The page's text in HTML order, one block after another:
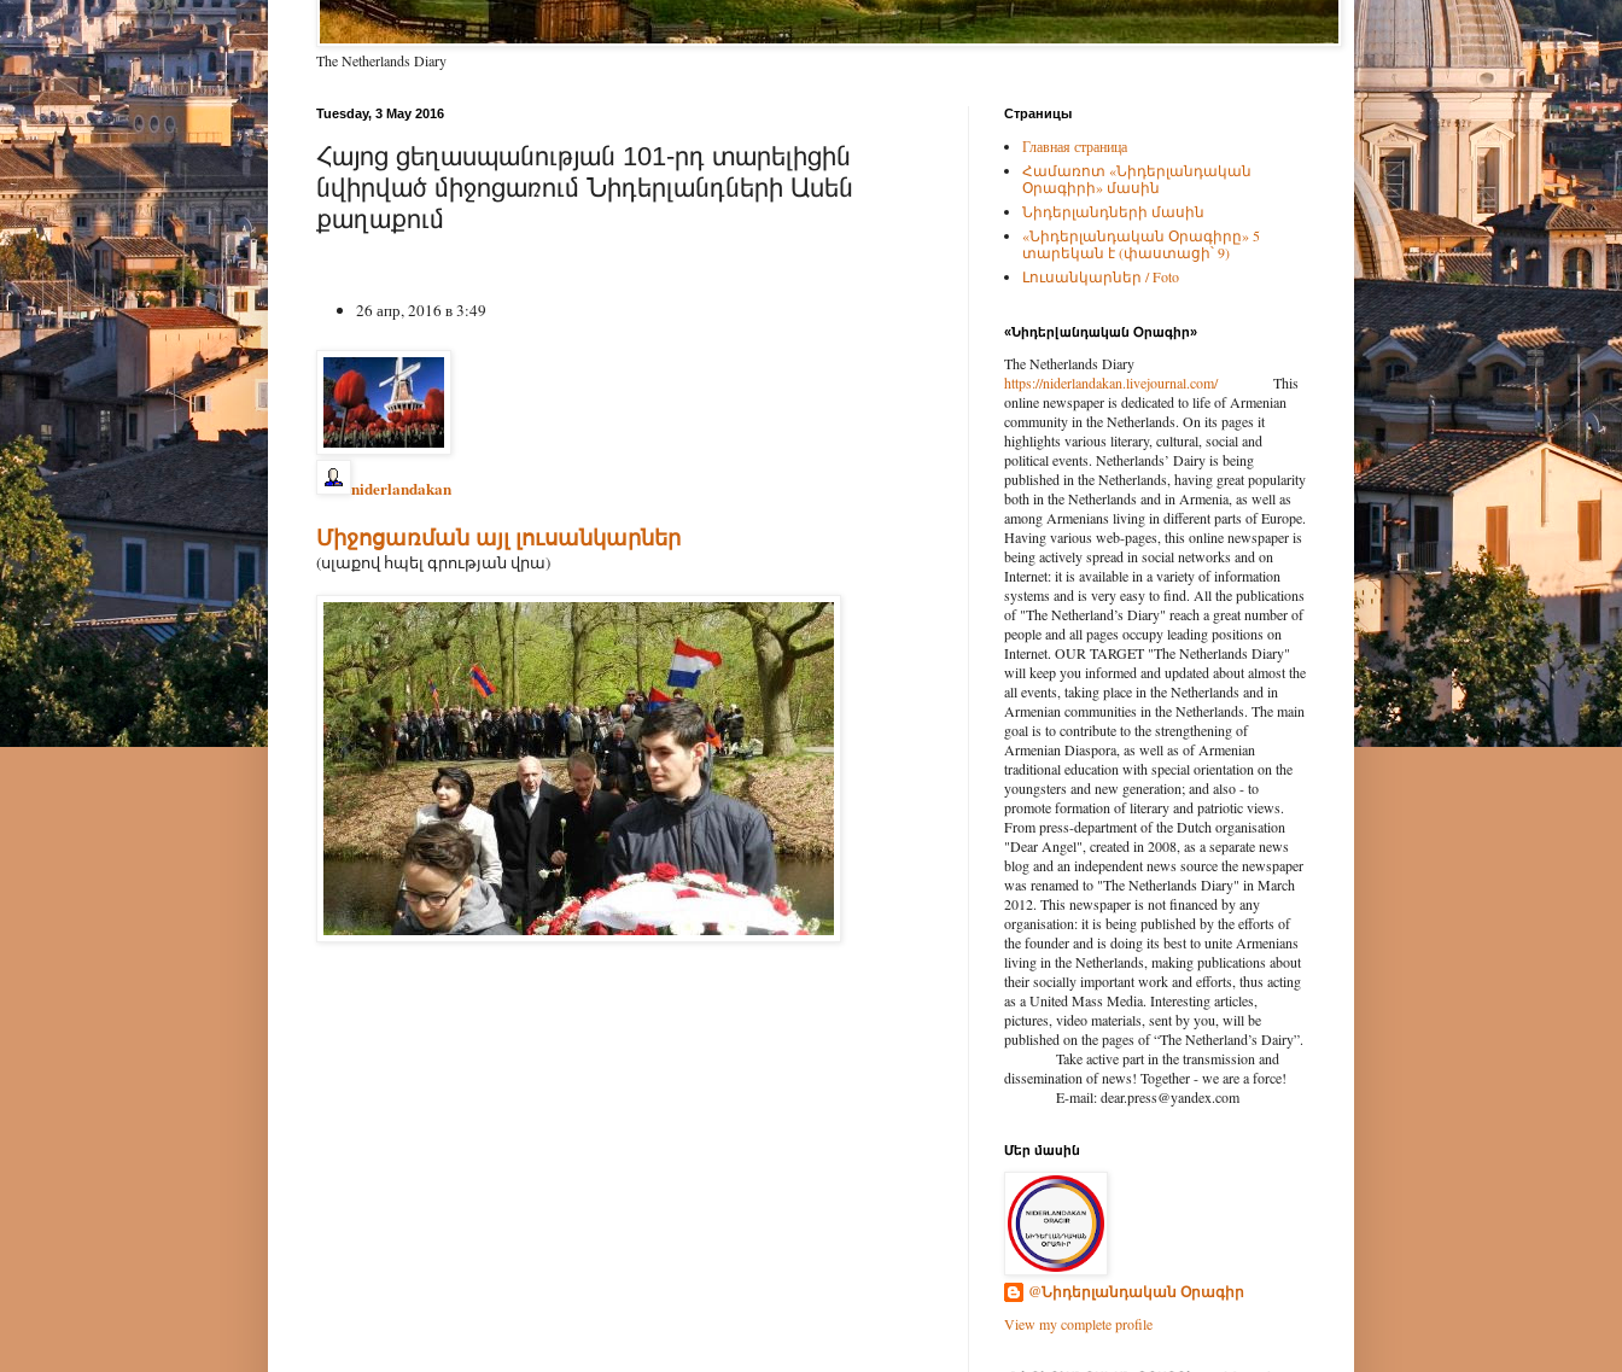
The Netherlands Diary
Tuesday, 3 May 2016
Հայոց ցեղասպանության 101-րդ տարելիցին
նվիրված միջոցառում Նիդերլանդների Ասեն
քաղաքում
26 апр, 2016 в 3:49
niderlandakan
Միջոցառման այլ լուսանկարներ
(սլաքով հպել գրության վրա)
Страницы
Главная страница
Համառոտ «Նիդերլանդական
Օրագիրի» մասին
Նիդերլանդների մասին
«Նիդերլանդական Օրագիրը» 5
տարեկան է (փաստացի՝ 9)
Լուսանկարներ / Foto
«Նիդերլանդական Օրագիր»
The Netherlands Diary
https://niderlandakan.livejournal.com/This
online newspaper is dedicated to life of Armenian
community in the Netherlands. On its pages it
highlights various literary, cultural, social and
political events. Netherlands’ Dairy is being
published in the Netherlands, having great popularity
both in the Netherlands and in Armenia, as well as
among Armenians living in different parts of Europe.
Having various web-pages, this online newspaper is
being actively spread in social networks and on
Internet: it is available in a variety of information
systems and is very easy to find. All the publications
of "The Netherland’s Diary" reach a great number of
people and all pages occupy leading positions on
Internet. OUR TARGET "The Netherlands Diary"
will keep you informed and updated about almost the
all events, taking place in the Netherlands and in
Armenian communities in the Netherlands. The main
goal is to contribute to the strengthening of
Armenian Diaspora, as well as of Armenian
traditional education with special orientation on the
youngsters and new generation; and also - to
promote formation of literary and patriotic views.
From press-department of the Dutch organisation
"Dear Angel", created in 2008, as a separate news
blog and an independent news source the newspaper
was renamed to "The Netherlands Diary" in March
2012. This newspaper is not financed by any
organisation: it is being published by the efforts of
the founder and is doing its best to unite Armenians
living in the Netherlands, making publications about
their socially important work and efforts, thus acting
as a United Mass Media. Interesting articles,
pictures, video materials, sent by you, will be
published on the pages of “The Netherland’s Dairy”.
Take active part in the transmission and
dissemination of news! Together - we are a force!
E-mail: dear.press@yandex.com
Մեր մասին
@Նիդերլանդական Օրագիր
View my complete profile